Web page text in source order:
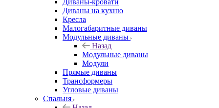
Диваны-кровати
Диваны на кухню
Кресла
Малогабаритные диваны
Модульные диваны
Назад
Модульные диваны
Модули
Прямые диваны
Трансформеры
Угловые диваны
Спальня